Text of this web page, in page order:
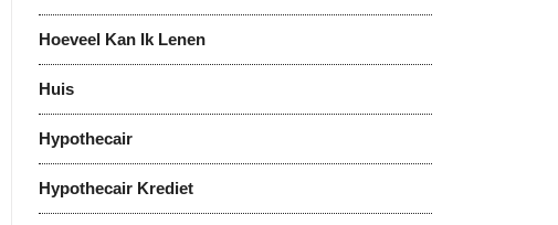
Hoeveel Kan Ik Lenen
Huis
Hypothecair
Hypothecair Krediet